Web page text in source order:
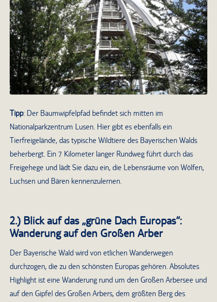
Der Baumturm des Baumwipfelpfads
Tipp: Der Baumwipfelpfad befindet sich mitten im
Nationalparkzentrum Lusen. Hier gibt es ebenfalls ein
Tierfreigelände, das typische Wildtiere des Bayerischen Walds
beherbergt. Ein 7 Kilometer langer Rundweg führt durch das
Freigehege und lädt Sie dazu ein, die Lebensräume von Wölfen,
Luchsen und Bären kennenzulernen.
2.) Blick auf das „grüne Dach Europas“:
Wanderung auf den Großen Arber
Der Bayerische Wald wird von etlichen Wanderwegen
durchzogen, die zu den schönsten Europas gehören. Absolutes
Highlight ist eine Wanderung rund um den Großen Arbersee und
auf den Gipfel des Großen Arbers, dem größten Berg des